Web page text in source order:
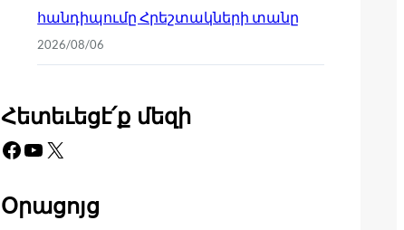
հանդիպումը Հրեշտակների տանը
2026/08/06
Հետեւեցէ՛ք մեզի
Facebook YouTube X
Օրացոյց